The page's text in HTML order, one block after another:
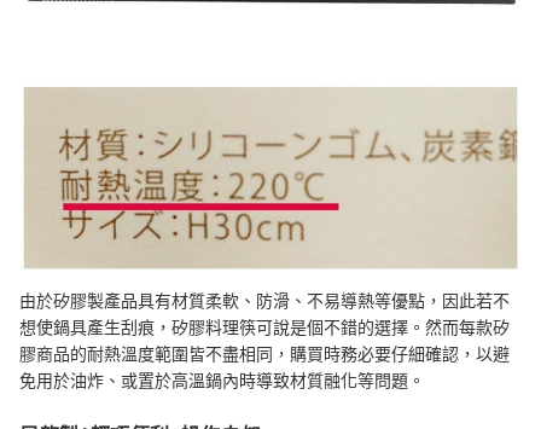
由於矽膠製產品具有材質柔軟、防滑、不易導熱等優點，因此若不
想使鍋具產生刮痕，矽膠料理筷可說是個不錯的選擇。然而每款矽
膠商品的耐熱溫度範圍皆不盡相同，購買時務必要仔細確認，以避
免用於油炸、或置於高溫鍋內時導致材質融化等問題。